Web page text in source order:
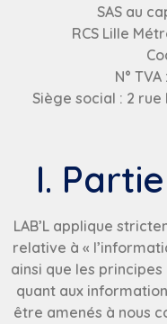
SAS au
RCS Lille
N° TVA
Siège social : 2 rue
I.
LAB’L applique
relative à «
ainsi que les
quant aux
être amenés à nous